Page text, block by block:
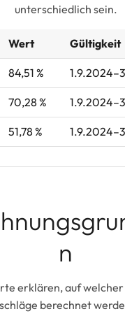
unterschiedlich sein.
Wert Gültigkeit
84,51 %
70,28 %
51,78 %
n
erklären, auf
berechnet